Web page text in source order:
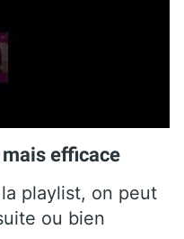
efficace
playlist, on peut
ou bien